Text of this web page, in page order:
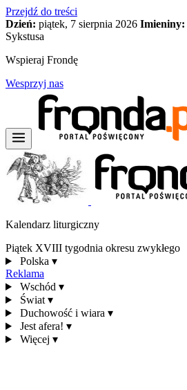
Przejdź do treści
Dzień: piątek, 7 sierpnia 2026 Imieniny:
Sykstusa
Wspieraj Frondę
Wesprzyj nas
Kalendarz liturgiczny
Piątek XVIII tygodnia okresu zwykłego
Polska ▾
Reklama
Wschód ▾
Świat ▾
Duchowość i wiara ▾
Jest afera! ▾
Więcej ▾